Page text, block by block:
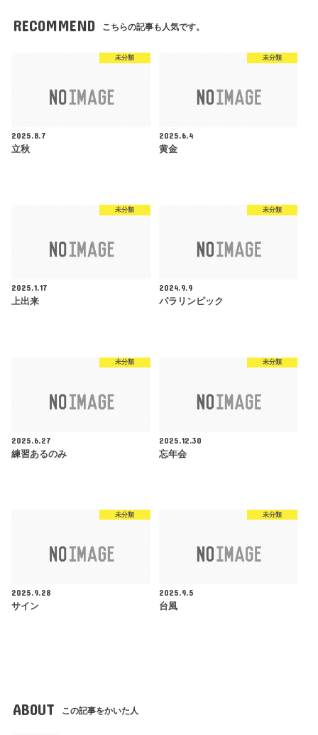
RECOMMEND こちらの記事も人気です。
未分類
2025.8.7
立秋
未分類
2025.6.4
黄金
未分類
2025.1.17
上出来
未分類
2024.9.9
パラリンピック
未分類
2025.6.27
練習あるのみ
未分類
2025.12.30
忘年会
未分類
2025.9.28
サイン
未分類
2025.9.5
台風
ABOUT この記事をかいた人